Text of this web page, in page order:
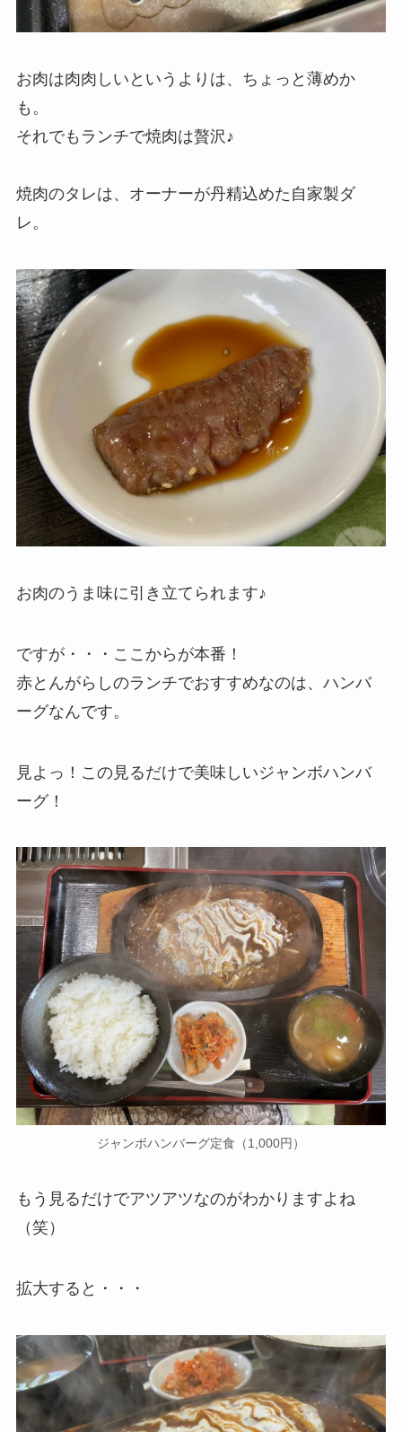
お肉は肉肉しいというよりは、ちょっと薄めか
も。
それでもランチで焼肉は贅沢♪
焼肉のタレは、オーナーが丹精込めた自家製ダ
レ。
お肉のうま味に引き立てられます♪
ですが・・・ここからが本番！
赤とんがらしのランチでおすすめなのは、ハンバ
ーグなんです。
見よっ！この見るだけで美味しいジャンボハンバ
ーグ！
ジャンボハンバーグ定食（1,000円）
もう見るだけでアツアツなのがわかりますよね
（笑）
拡大すると・・・